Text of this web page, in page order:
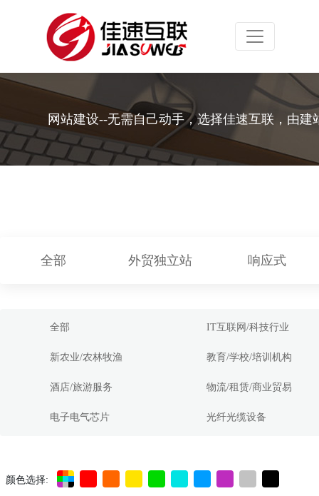
Toggle
网站建设--无需自己动手，选择佳速互联，由建
全部 外贸独立站 响应式
全部 IT互联网/科技行业
新农业/农林牧渔 教育/学校/培训机构
酒店/旅游服务 物流/租赁/商业贸易
电子电气芯片 光纤光缆设备
颜色选择: